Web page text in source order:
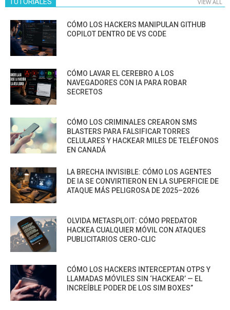
VIEW ALL
CÓMO LOS HACKERS MANIPULAN GITHUB
COPILOT DENTRO DE VS CODE
CÓMO LAVAR EL CEREBRO A LOS
NAVEGADORES CON IA PARA ROBAR
SECRETOS
CÓMO LOS CRIMINALES CREARON SMS
BLASTERS PARA FALSIFICAR TORRES
CELULARES Y HACKEAR MILES DE TELÉFONOS
EN CANADÁ
LA BRECHA INVISIBLE: CÓMO LOS AGENTES
DE IA SE CONVIRTIERON EN LA SUPERFICIE DE
ATAQUE MÁS PELIGROSA DE 2025–2026
OLVIDA METASPLOIT: CÓMO PREDATOR
HACKEA CUALQUIER MÓVIL CON ATAQUES
PUBLICITARIOS CERO-CLIC
CÓMO LOS HACKERS INTERCEPTAN OTPS Y
LLAMADAS MÓVILES SIN ‘HACKEAR’ — EL
INCREÍBLE PODER DE LOS SIM BOXES”